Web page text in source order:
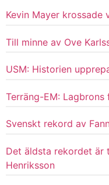
Kevin Mayer
Till minne av Ove
USM: Historien
Terräng-EM: Lagbrons
Svenskt rekord av
Det äldsta rekordet är
Henriksson